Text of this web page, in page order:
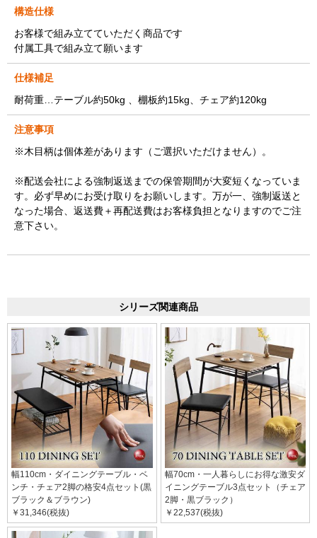
構造仕様
お客様で組み立てていただく商品です
付属工具で組み立て願います
仕様補足
耐荷重…テーブル約50kg 、棚板約15kg、チェア約120kg
注意事項
※木目柄は個体差があります（ご選択いただけません）。
※配送会社による強制返送までの保管期間が大変短くなっていま
す。必ず早めにお受け取りをお願いします。万が一、強制返送と
なった場合、返送費＋再配送費はお客様負担となりますのでご注
意下さい。
シリーズ関連商品
幅110cm・ダイニングテーブル・ベ
ンチ・チェア2脚の格安4点セット(黒
ブラック＆ブラウン)
￥31,346(税抜)
幅70cm・一人暮らしにお得な激安ダ
イニングテーブル3点セット（チェア
2脚・黒ブラック）
￥22,537(税抜)